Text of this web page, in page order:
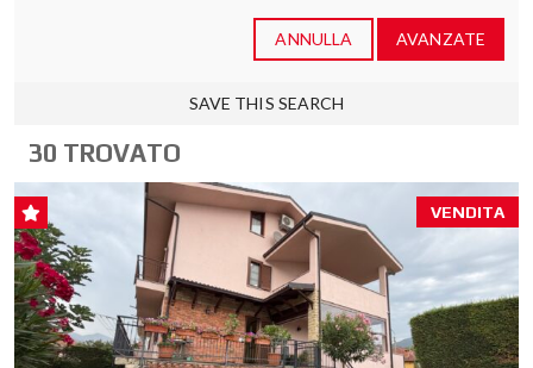
ANNULLA AVANZATE
SAVE THIS SEARCH
30 TROVATO
VENDITA